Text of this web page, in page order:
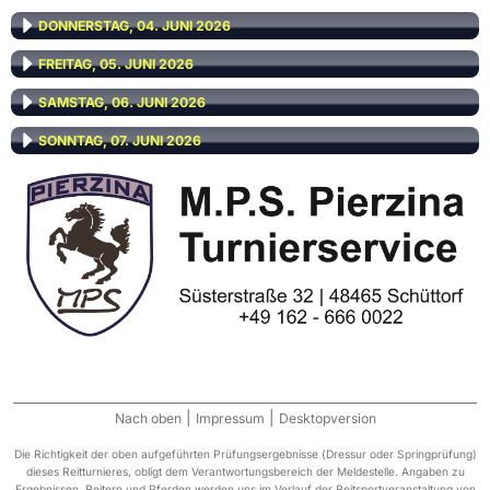
DONNERSTAG, 04. JUNI 2026
FREITAG, 05. JUNI 2026
SAMSTAG, 06. JUNI 2026
SONNTAG, 07. JUNI 2026
Nach oben Impressum Desktopversion
Die Richtigkeit der oben aufgeführten Prüfungsergebnisse (Dressur oder Springprüfung)
dieses Reitturnieres, obligt dem Verantwortungsbereich der Meldestelle. Angaben zu